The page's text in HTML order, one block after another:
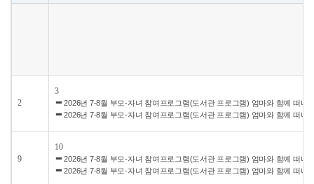
2
3
2026년 7-8월 부모-자녀 참여프로그램(도서관 프로그램) 엄마와 함께 떠나
2026년 7-8월 부모-자녀 참여프로그램(도서관 프로그램) 엄마와 함께 떠나
9
10
2026년 7-8월 부모-자녀 참여프로그램(도서관 프로그램) 엄마와 함께 떠나
2026년 7-8월 부모-자녀 참여프로그램(도서관 프로그램) 엄마와 함께 떠나